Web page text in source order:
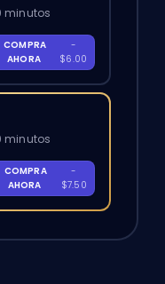
minutos
COMPRA
AHORA
-
$6.00
minutos
COMPRA
AHORA
-
$7.50